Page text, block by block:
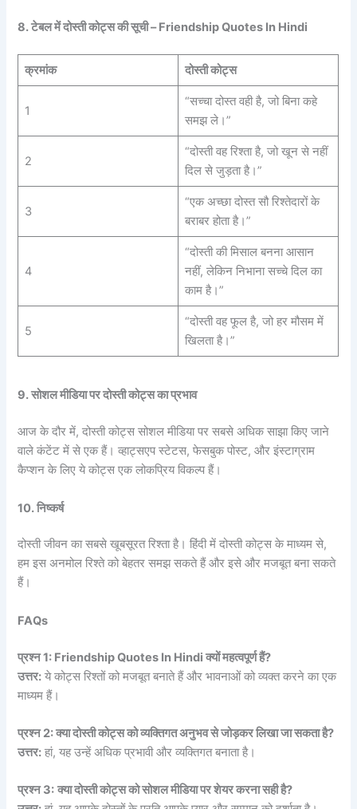
8. टेबल में दोस्ती कोट्स की सूची – Friendship Quotes In Hindi
क्रमांक दोस्ती कोट्स
1
“सच्चा दोस्त वही है, जो बिना कहे
समझ ले।”
2
“दोस्ती वह रिश्ता है, जो खून से नहीं
दिल से जुड़ता है।”
3
“एक अच्छा दोस्त सौ रिश्तेदारों के
बराबर होता है।”
4
“दोस्ती की मिसाल बनना आसान
नहीं, लेकिन निभाना सच्चे दिल का
काम है।”
5
“दोस्ती वह फूल है, जो हर मौसम में
खिलता है।”
9. सोशल मीडिया पर दोस्ती कोट्स का प्रभाव
आज के दौर में, दोस्ती कोट्स सोशल मीडिया पर सबसे अधिक साझा किए जाने
वाले कंटेंट में से एक हैं। व्हाट्सएप स्टेटस, फेसबुक पोस्ट, और इंस्टाग्राम
कैप्शन के लिए ये कोट्स एक लोकप्रिय विकल्प हैं।
10. निष्कर्ष
दोस्ती जीवन का सबसे खूबसूरत रिश्ता है। हिंदी में दोस्ती कोट्स के माध्यम से,
हम इस अनमोल रिश्ते को बेहतर समझ सकते हैं और इसे और मजबूत बना सकते
हैं।
FAQs
प्रश्न 1: Friendship Quotes In Hindi क्यों महत्वपूर्ण हैं?
उत्तर: ये कोट्स रिश्तों को मजबूत बनाते हैं और भावनाओं को व्यक्त करने का एक
माध्यम हैं।
प्रश्न 2: क्या दोस्ती कोट्स को व्यक्तिगत अनुभव से जोड़कर लिखा जा सकता है?
उत्तर: हां, यह उन्हें अधिक प्रभावी और व्यक्तिगत बनाता है।
प्रश्न 3: क्या दोस्ती कोट्स को सोशल मीडिया पर शेयर करना सही है?